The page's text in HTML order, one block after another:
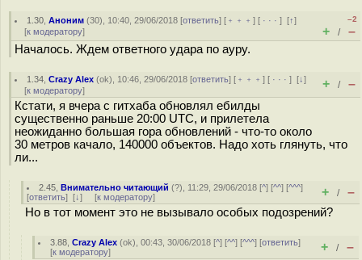
1.30 ,Аноним (30), 10:40, 29/06/2018 [ответить] [ ﹢﹢﹢] [ · · ·][↑]
[к модератору]
–2
+ / –
Началось. Ждем ответного удара по ауру.
1.34 ,Crazy Alex (ok), 10:46, 29/06/2018 [ответить] [ ﹢﹢﹢] [ · · ·][↓]
[к модератору] + / –
Кстати, я вчера с гитхаба обновлял ебилды
существенно раньше 20:00 UTC, и прилетела
неожиданно большая гора обновлений - что-то около
30 метров качало, 140000 объектов. Надо хоть глянуть, что
ли...
2.45 ,Внимательно читающий (?), 11:29, 29/06/2018 [^] [^^] [^^^]
[ответить] [↓] [к модератору] + / –
Но в тот момент это не вызывало особых подозрений?
3.88 ,Crazy Alex (ok), 00:43, 30/06/2018 [^] [^^] [^^^] [ответить]
[к модератору] + / –